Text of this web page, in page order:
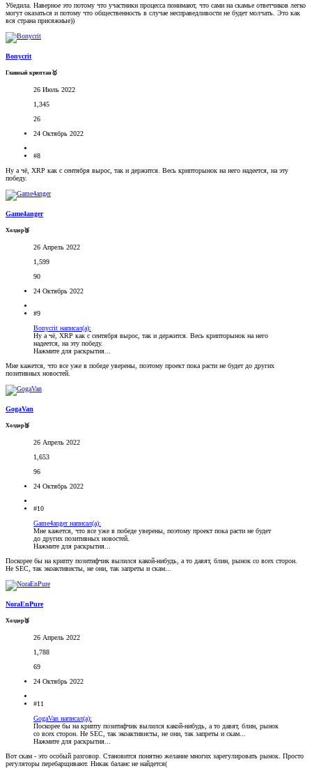
Убедила. Наверное это потому что участники процесса понимают, что сами на скамье ответчиков легко
могут оказаться и потому что общественность в случае несправедливости не будет молчать. Это как
вся страна присяжные))
Bonycrit
Главный криптан🥇
26 Июль 2022
1,345
26
24 Октябрь 2022
#8
Ну а чё, XRP как с сентября вырос, так и держится. Весь крипторынок на него надеется, на эту
победу.
Game4anger
Холдер🥉
26 Апрель 2022
1,599
90
24 Октябрь 2022
#9
Bonycrit написал(а):
Ну а чё, XRP как с сентября вырос, так и держится. Весь крипторынок на него
надеется, на эту победу.
Нажмите для раскрытия...
Мне кажется, что все уже в победе уверены, поэтому проект пока расти не будет до других
позитивных новостей.
GogaVan
Холдер🥉
26 Апрель 2022
1,653
96
24 Октябрь 2022
#10
Game4anger написал(а):
Мне кажется, что все уже в победе уверены, поэтому проект пока расти не будет
до других позитивных новостей.
Нажмите для раскрытия...
Поскорее бы на крипту позитифчик вылился какой-нибудь, а то давят, блин, рынок со всех сторон.
Не SEC, так экоактивисты, не они, так запреты и скам...
NoraEnPure
Холдер🥉
26 Апрель 2022
1,788
69
24 Октябрь 2022
#11
GogaVan написал(а):
Поскорее бы на крипту позитифчик вылился какой-нибудь, а то давят, блин, рынок
со всех сторон. Не SEC, так экоактивисты, не они, так запреты и скам...
Нажмите для раскрытия...
Вот скам - это особый разговор. Становится понятно желание многих зарегулировать рынок. Просто
регуляторы перебарщивают. Никак баланс не найдется(